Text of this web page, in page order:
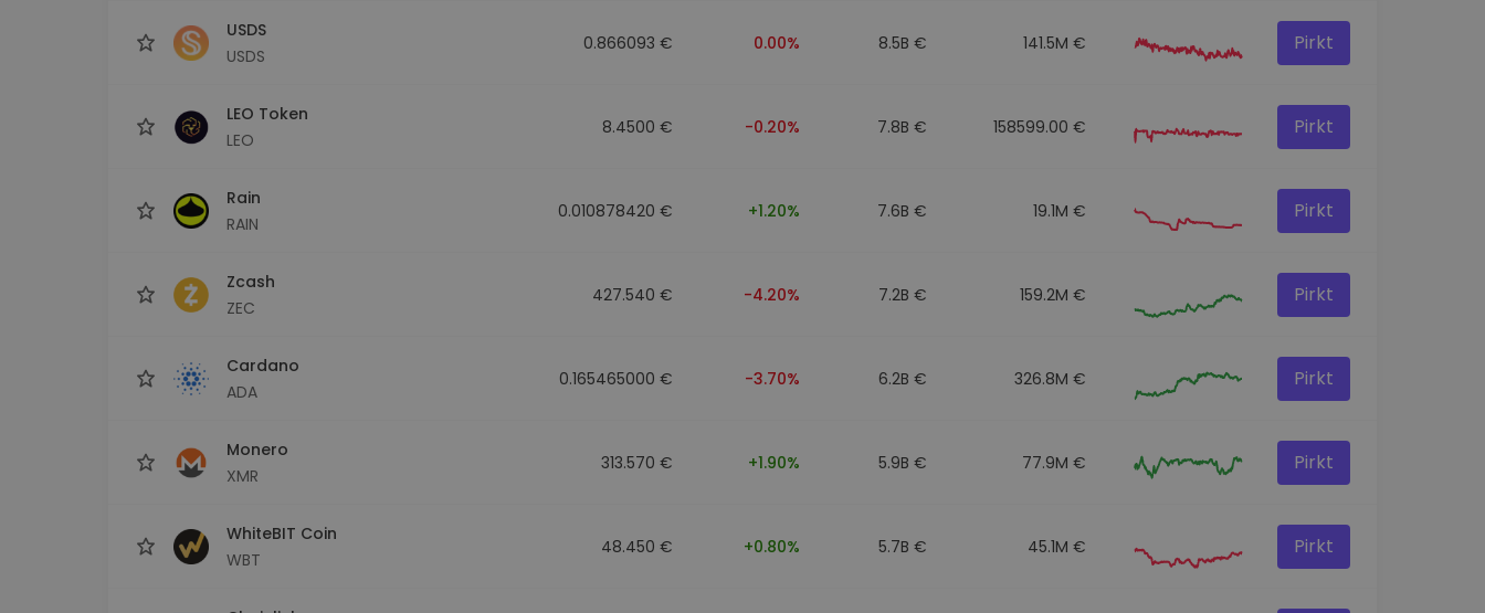
USDS
USDS
0.866093 € 0.00% 8.5B € 141.5M € Pirkt
LEO Token
LEO
8.4500 € -0.20% 7.8B € 158599.00 € Pirkt
Rain
RAIN
0.010878420 € +1.20% 7.6B € 19.1M € Pirkt
Zcash
ZEC
427.540 € -4.20% 7.2B € 159.2M € Pirkt
Cardano
ADA
0.165465000 € -3.70% 6.2B € 326.8M € Pirkt
Monero
XMR
313.570 € +1.90% 5.9B € 77.9M € Pirkt
WhiteBIT Coin
WBT
48.450 € +0.80% 5.7B € 45.1M € Pirkt